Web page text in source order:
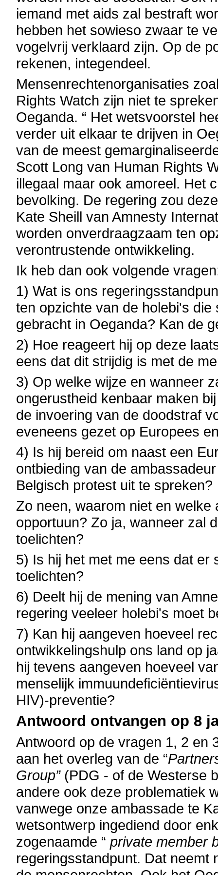
iemand met aids zal bestraft
hebben het sowieso zwaar te
vogelvrij verklaard zijn. Op de
rekenen, integendeel.
Mensenrechtenorganisaties
Rights Watch zijn niet te
Oeganda. “ Het wetsvoorstel
verder uit elkaar te drijven in
van de meest
Scott Long van Human Rights
illegaal maar ook amoreel. Het
bevolking. De regering zou
Kate Sheill van Amnesty
worden onverdraagzaam ten
verontrustende ontwikkeling.
Ik heb dan ook volgende
1) Wat is ons
ten opzichte van de holebi's
gebracht in Oeganda? Kan de
2) Hoe reageert hij op deze
eens dat dit strijdig is met de
3) Op welke wijze en wanneer
ongerustheid kenbaar maken
de invoering van de doodstraf
eveneens gezet op Europees
4) Is hij bereid om naast een
ontbieding van de
Belgisch protest uit te spreken?
Zo neen, waarom niet en
opportuun? Zo ja, wanneer zal
toelichten?
5) Is hij het met me eens dat er
toelichten?
6) Deelt hij de mening van
regering veeleer holebi's moet
7) Kan hij aangeven hoeveel
ontwikkelingshulp ons land op
hij tevens aangeven hoeveel
menselijk
HIV)-preventie?
Antwoord ontvangen op 8
Antwoord op de vragen 1, 2 en
aan het overleg van de “
Group”(PDG - of de Westerse
andere ook deze problematiek
vanwege onze ambassade te
wetsontwerp ingediend door
zogenaamde “private member
regeringsstandpunt. Dat neemt